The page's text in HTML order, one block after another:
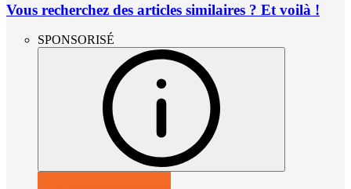
Vous recherchez des articles similaires ? Et voilà !
SPONSORISÉ